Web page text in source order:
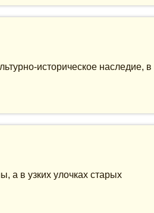
историческое наследие, в
а в узких улочках старых